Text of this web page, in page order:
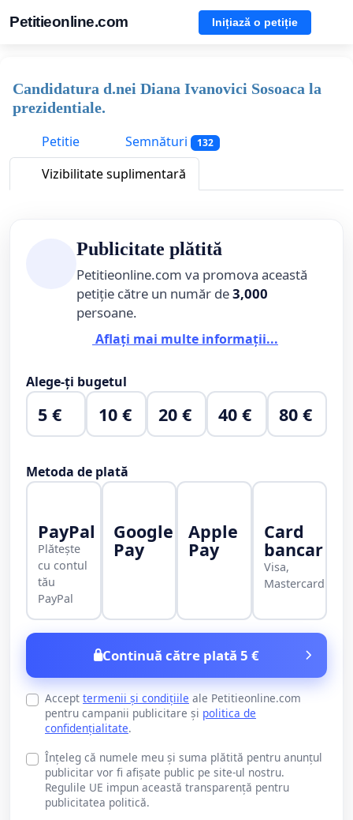
Petitieonline.com Inițiază o petiție
Candidatura d.nei Diana Ivanovici Sosoaca la
prezidentiale.
Petitie
Semnături 132
Vizibilitate suplimentară
Publicitate plătită
Petitieonline.com va promova această
petiție către un număr de3,000
persoane.
Aflați mai multe informații...
Alege-ți bugetul
5 € 10 € 20 € 40 € 80 €
Metoda de plată
PayPal
Plătește
cu contul
tău
PayPal
Google
Pay
Apple
Pay
Card
bancar
Visa,
Mastercard
Continuă către plată 5 €
Accept termenii și condițiile ale Petitieonline.com
pentru campanii publicitare și politica de
confidențialitate.
Înțeleg că numele meu și suma plătită pentru anunțul
publicitar vor fi afișate public pe site-ul nostru.
Regulile UE impun această transparență pentru
publicitatea politică.